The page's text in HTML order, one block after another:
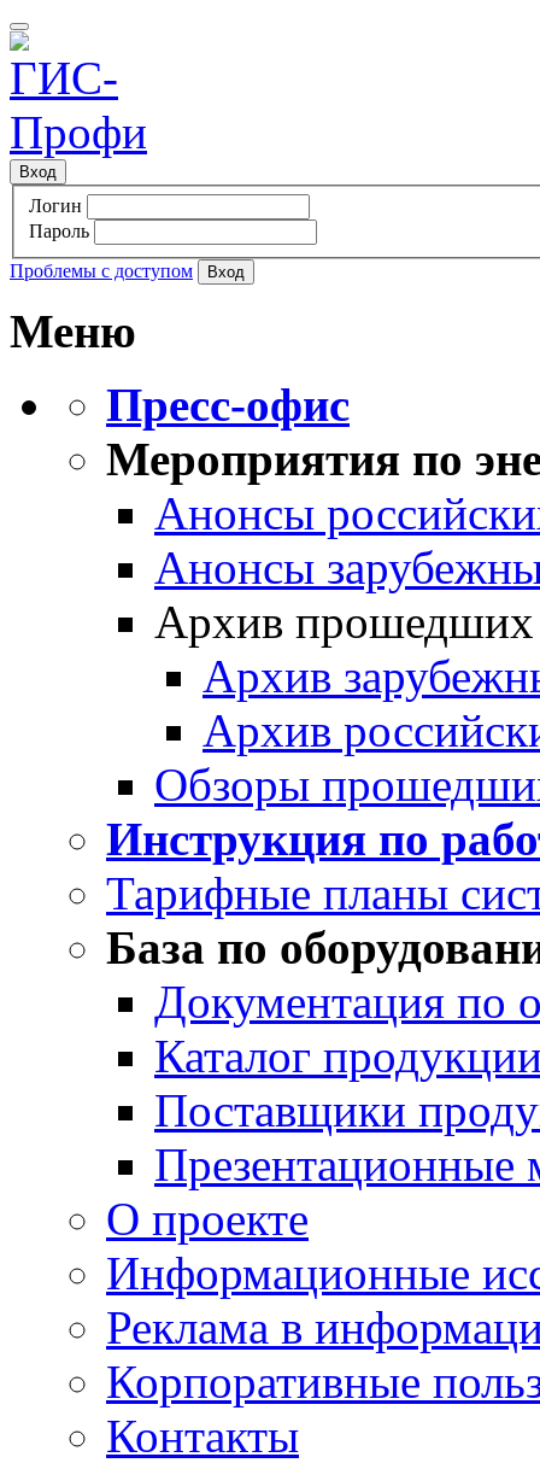
Вход
Логин
Пароль
Проблемы с доступом
Меню
Пресс-офис
Мероприятия по
Анонсы
Анонсы
Архив прошедших
Архив
Архив
Обзоры
Инструкция по
Тарифные планы
База по
Документация по
Каталог
Поставщики
Презентационные
О проекте
Информационные
Реклама в
Корпоративные
Контакты